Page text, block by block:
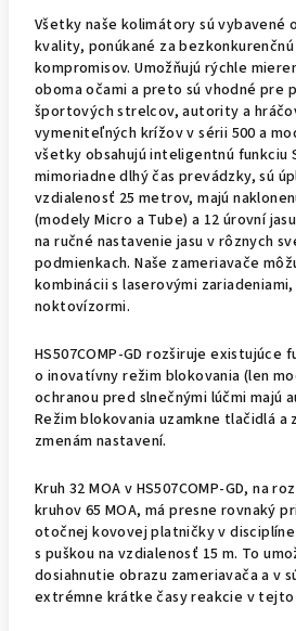
Všetky naše kolimátory sú vybavené
kvality, ponúkané za
kompromisov. Umožňujú rýchle
oboma očami a preto sú vhodné pre
športových strelcov, autority a
vymeniteľných krížov v sérii 500 a
všetky obsahujú inteligentnú funkciu
mimoriadne dlhý čas prevádzky, sú
vzdialenosť 25 metrov, majú
(modely Micro a Tube) a 12 úrovní
na ručné nastavenie jasu v rôznych
podmienkach. Naše zameriavače
kombinácii s laserovými
noktovízormi.
HS507COMP-GD rozširuje existujúce
o inovatívny režim blokovania (len
ochranou pred slnečnými lúčmi majú
Režim blokovania uzamkne tlačidlá a
zmenám nastavení.
Kruh 32 MOA v HS507COMP-GD, na
kruhov 65 MOA, má presne rovnaký
otočnej kovovej platničky v
s puškou na vzdialenosť 15 m. To
dosiahnutie obrazu zameriavača a v
extrémne krátke časy reakcie v tejto